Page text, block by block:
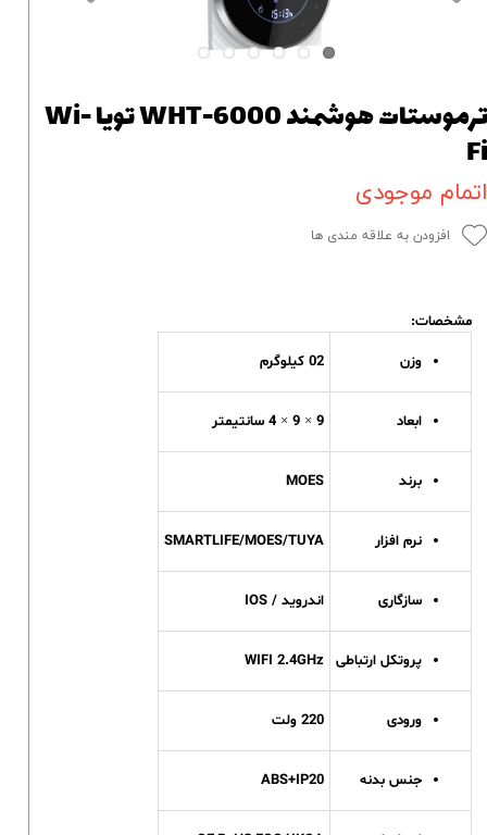
ترموستات هوشمند WHT-6000 تویا Wi-
Fi
اتمام موجودی
افزودن به علاقه مندی ها
مشخصات:
وزن 02 کیلوگرم
ابعاد 9 × 9 × 4 سانتیمتر
برند MOES
نرم افزار SMARTLIFE/MOES/TUYA
سازگاری اندروید / IOS
پروتکل ارتباطی WIFI 2.4GHz
ورودی 220 ولت
جنس بدنه ABS+IP20